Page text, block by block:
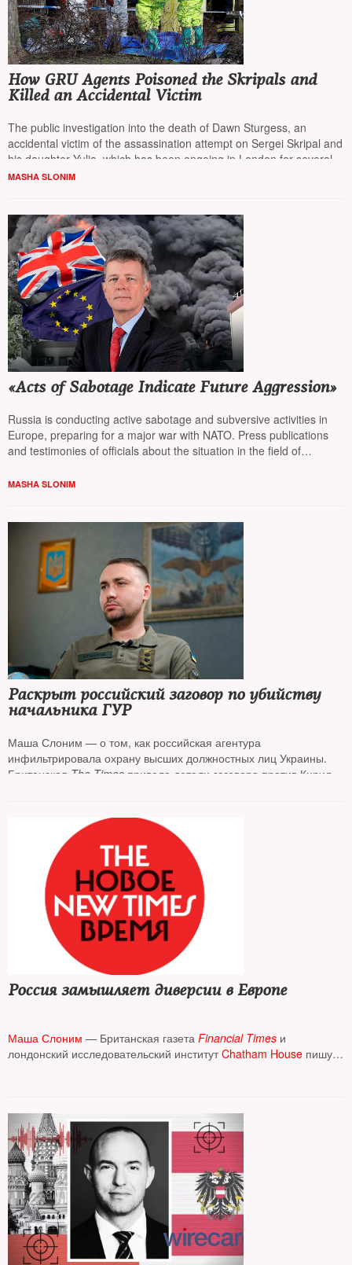
How GRU Agents Poisoned the Skripals and
Killed an Accidental Victim
The public investigation into the death of Dawn Sturgess, an
accidental victim of the assassination attempt on Sergei Skripal and
his daughter Yulia, which has been ongoing in London for several
months, has shed new light on the events in Salisbury in March
MASHA SLONIM
«Acts of Sabotage Indicate Future Aggression»
Russia is conducting active sabotage and subversive activities in
Europe, preparing for a major war with NATO. Press publications
and testimonies of officials about the situation in the field of
MASHA SLONIM
Раскрыт российский заговор по убийству
начальника ГУР
Маша Слоним — о том, как российская агентура
инфильтрировала охрану высших должностных лиц Украины.
Британская The Times привела детали заговора против Кирилла
Россия замышляет диверcии в Европе
Маша Слоним — Британская газета Financial Times и
лондонский исследовательский институтChatham House пишут
на постоянный конфликт с Западом